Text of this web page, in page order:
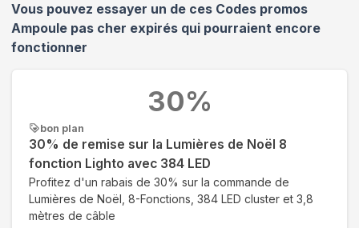
Vous pouvez essayer un de ces Codes promos
Ampoule pas cher expirés qui pourraient encore
fonctionner
bon plan
30% de remise sur la Lumières de Noël 8
fonction Lighto avec 384 LED
Profitez d'un rabais de 30% sur la commande de
Lumières de Noël, 8-Fonctions, 384 LED cluster et 3,8
mètres de câble
30%